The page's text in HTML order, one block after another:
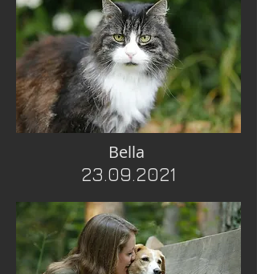
Bella
23.09.2021